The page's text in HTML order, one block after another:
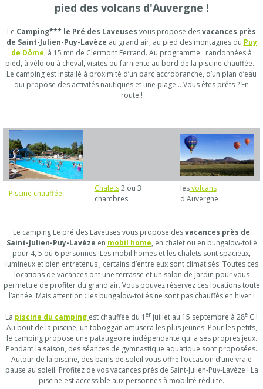
pied des volcans d'Auvergne !
Le Camping*** le Pré des Laveuses vous propose desvacances près
de Saint-Julien-Puy-Lavèze au grand air, au pied des montagnes du Puy
de Dôme, à 15 mn de Clermont Ferrand. Au programme : randonnées à
pied, à vélo ou à cheval, visites ou farniente au bord de la piscine chauffée…
Le camping est installé à proximité d’un parc accrobranche, d’un plan d’eau
qui propose des activités nautiques et une plage… Vous êtes prêts ? En
route !
Piscine chauffée
Chalets2 ou 3
chambres
lesvolcans
d'Auvergne
Le camping Le pré des Laveuses vous propose desvacances près de
Saint-Julien-Puy-Lavèze en mobil home, en chalet ou en bungalow-toilé
pour 4, 5 ou 6 personnes. Les mobil homes et les chalets sont spacieux,
lumineux et bien entretenus ; certains d’entre eux sont climatisés. Toutes ces
locations de vacances ont une terrasse et un salon de jardin pour vous
permettre de profiter du grand air. Vous pouvez réservez ces locations toute
l’année. Mais attention : les bungalow-toilés ne sont pas chauffés en hiver !
La piscine du camping est chauffée du 1 er juillet au 15 septembre à 28e C !
Au bout de la piscine, un toboggan amusera les plus jeunes. Pour les petits,
le camping propose une pataugeoire indépendante qui a ses propres jeux.
Pendant la saison, des séances de gymnastique aquatique sont proposées.
Autour de la piscine, des bains de soleil vous offre l’occasion d’une vraie
pause au soleil. Profitez de vos vacances près de Saint-Julien-Puy-Lavèze ! La
piscine est accessible aux personnes à mobilité réduite.